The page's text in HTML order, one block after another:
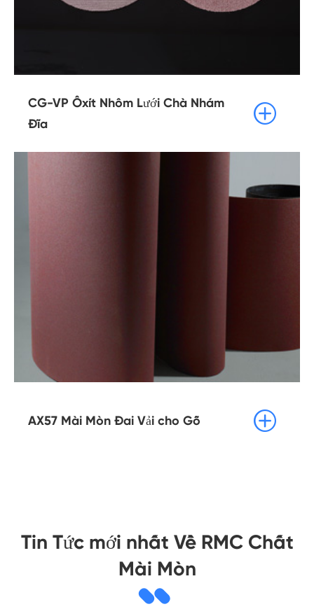
CG-VP Ôxít Nhôm Lưới Chà Nhám
Đĩa

AX57 Mài Mòn Đai Vải cho Gỗ 
Tin Tức mới nhất Về RMC Chất
Mài Mòn